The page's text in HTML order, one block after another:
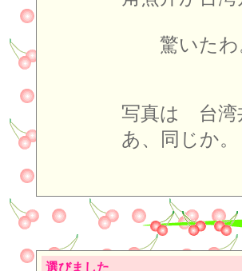
驚いたわ
写真は 台
あ、同じか。
選びました